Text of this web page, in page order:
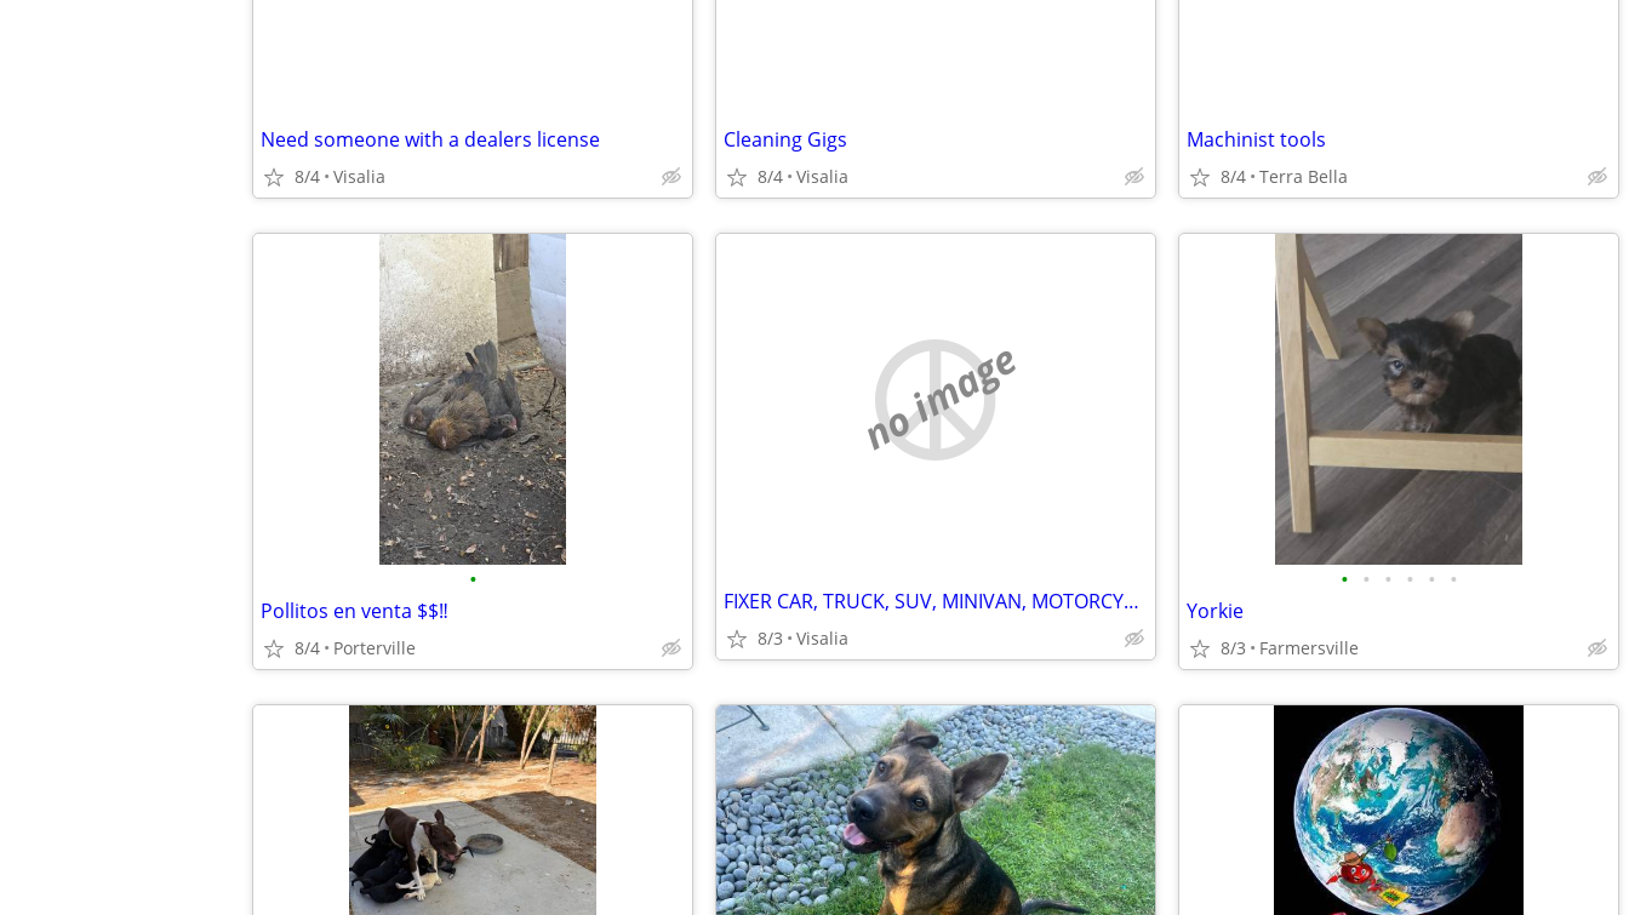
Need someone with a dealers license
8/4 Visalia
Cleaning Gigs
8/4 Visalia
Machinist tools
8/4 Terra Bella
•
Pollitos en venta $$‼️
8/4 Porterville
no image
FIXER CAR, TRUCK, SUV, MINIVAN, MOTORCYCLE, RV,DIRTBIKE, TRAILER OR?
8/3 Visalia
• • • • • •
Yorkie
8/3 Farmersville